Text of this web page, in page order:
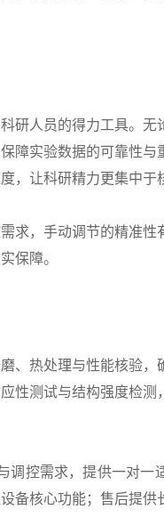
人员的得力工具。无
障实验数据的可靠性与
，让科研精力更集中于
，手动调节的精准性
保障。
热处理与性能核验，
性测试与结构强度检测
控需求，提供一对一
备核心功能；售后提供